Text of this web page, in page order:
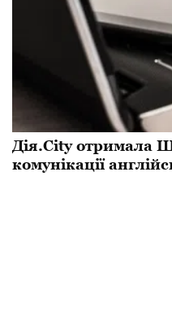
Дія.City отримала
комунікації